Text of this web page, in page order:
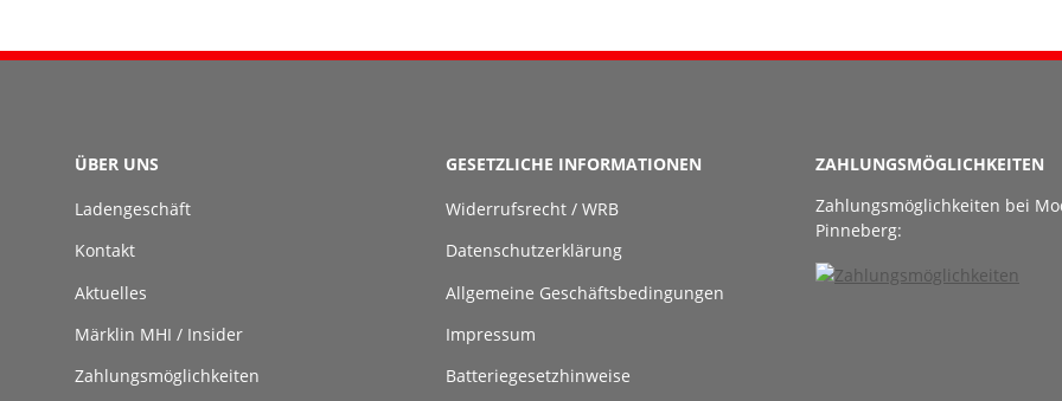
ÜBER UNS
Ladengeschäft
Kontakt
Aktuelles
Märklin MHI / Insider
Zahlungsmöglichkeiten
GESETZLICHE INFORMATIONEN
Widerrufsrecht / WRB
Datenschutzerklärung
Allgemeine Geschäftsbedingungen
Impressum
Batteriegesetzhinweise
ZAHLUNGSMÖGLICHKEITEN
Zahlungsmöglichkeiten bei
Pinneberg: